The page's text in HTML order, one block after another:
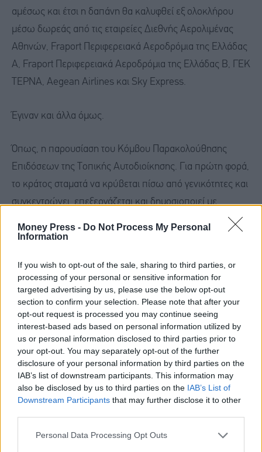
Money Press - Do Not Process My Personal
Information
If you wish to opt-out of the sale, sharing to third parties, or
processing of your personal or sensitive information for
targeted advertising by us, please use the below opt-out
section to confirm your selection. Please note that after your
opt-out request is processed you may continue seeing
interest-based ads based on personal information utilized by
us or personal information disclosed to third parties prior to
your opt-out. You may separately opt-out of the further
disclosure of your personal information by third parties on the
IAB’s list of downstream participants. This information may
also be disclosed by us to third parties on the IAB’s List of
Downstream Participants that may further disclose it to other
Personal Data Processing Opt Outs
αμέσως και έτσι η δαπάνη θα καλυφθεί εξ ολοκλήρου
μέσω δωρεάς από τις εταιρείες Διεθνής Αερολιμένας
Αθηνών, Fraport Περιφερειακά Αεροδρόμια της Ελλάδας
A, Fraport Περιφερειακά Αεροδρόμια της Ελλάδας B, ΓΕΚ
ΤΕΡΝΑ, Aegean Airlines και Sky Express.
Έγιναν και άλλα όμως.
Όπως, η παρουσίαση του Κόμβου Παρακολούθησης
Επιδόσεων της Τοπικής Αυτοδιοίκησης. Για πρώτη φορά,
το κράτος σταματά να κρύβεται πίσω από γενικότητες και
συγκεντρώνει, επεξεργάζεται και δημοσιοποιεί με
συστηματικό τρόπο συγκρίσιμα δεδομένα για το σύνολο
σχεδόν των δήμων της χώρας. Κάθε πολίτης -και σας
deiktesota.gov.gr, να συγκρίνει και να δει την αλήθεια για
τον δήμο του: πόσο καθαρή είναι η πόλη; Πόσο γρήγορα
γίνονται οι ψηφιακές εξυπηρετήσεις; Πώς πάει η
κοινωνική πολιτική; Οι επιδόσεις δήμων όπως η
Θεσσαλονίκη, τα Τρίκαλα, ο Βόλος, οι Αμπελόκηποι-
Μενεμένη και το Περιστέρι δείχνουν ότι η πρόοδος είναι
εφικτή όταν υπάρχει σχέδιο, συνέπεια και λογοδοσία.